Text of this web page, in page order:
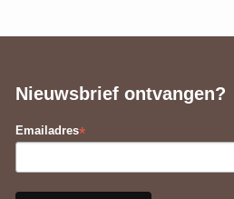
Nieuwsbrief ontvangen?
Emailadres*